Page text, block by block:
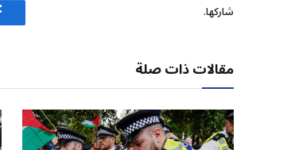
شاركها.
مقالات ذات صلة